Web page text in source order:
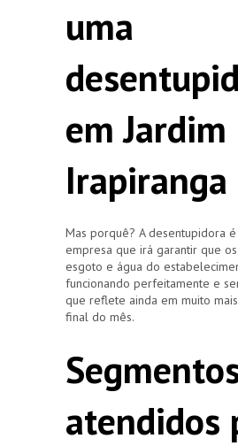
uma
em Jardim
Irapiranga
Mas porquê? A desentupidora
empresa que irá garantir que
esgoto e água do
funcionando perfeitamente e
que reflete ainda em muito
final do mês.
atendidos